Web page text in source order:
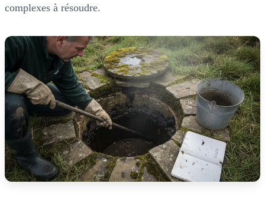
complexes à résoudre.